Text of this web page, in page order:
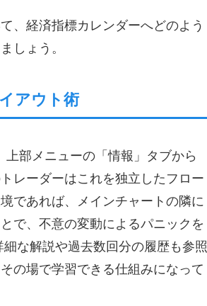
、経済指標カレンダーへどのよう
しょう。
アウト術
部メニューの「情報」タブから
レーダーはこれを独立したフロー
であれば、メインチャートの隣に
で、不意の変動によるパニックを
な解説や過去数回分の履歴も参照
の場で学習できる仕組みになって